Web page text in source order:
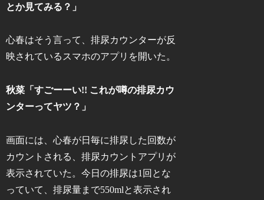
とか見てみる？」
心春はそう言って、排尿カウンターが反
映されているスマホのアプリを開いた。
秋菜「すごーーい!! これが噂の排尿カウ
ンターってヤツ？」
画面には、心春が日毎に排尿した回数が
カウントされる、排尿カウントアプリが
表示されていた。今日の排尿は1回とな
っていて、排尿量まで550mlと表示され